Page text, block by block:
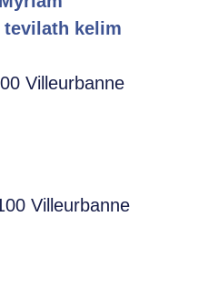
tevilath kelim
Villeurbanne
Villeurbanne